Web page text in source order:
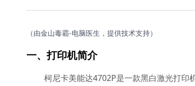
（由金山毒霸-电脑医生，提供技术支持）
一、打印机简介
柯尼卡美能达4702P是一款黑白激光打印